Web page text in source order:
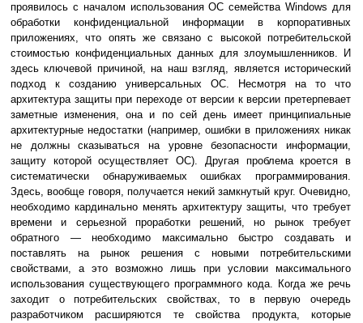
проявилось с началом использования ОС семейства Windows для
обработки конфиденциальной информации в корпоративных
приложениях, что опять же связано с высокой потребительской
стоимостью конфиденциальных данных для злоумышленников. И
здесь ключевой причиной, на наш взгляд, является исторический
подход к созданию универсальных ОС. Несмотря на то что
архитектура защиты при переходе от версии к версии претерпевает
заметные изменения, она и по сей день имеет принципиальные
архитектурные недостатки (например, ошибки в приложениях никак
не должны сказываться на уровне безопасности информации,
защиту которой осуществляет ОС). Другая проблема кроется в
систематически обнаруживаемых ошибках программирования.
Здесь, вообще говоря, получается некий замкнутый круг. Очевидно,
необходимо кардинально менять архитектуру защиты, что требует
времени и серьезной проработки решений, но рынок требует
обратного — необходимо максимально быстро создавать и
поставлять на рынок решения с новыми потребительскими
свойствами, а это возможно лишь при условии максимального
использования существующего программного кода. Когда же речь
заходит о потребительских свойствах, то в первую очередь
разработчиком расширяются те свойства продукта, которые